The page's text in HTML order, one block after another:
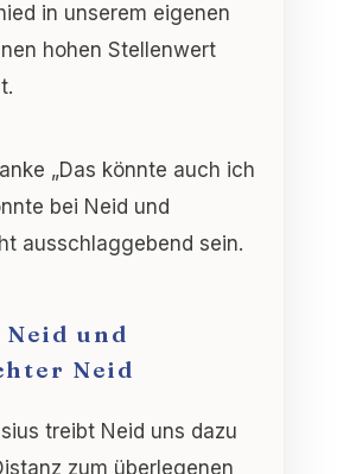
in unserem eigenen
hohen Stellenwert
„Das könnte auch ich
bei Neid und
ausschlaggebend sein.
und
Neid
treibt Neid uns dazu
zum überlegenen